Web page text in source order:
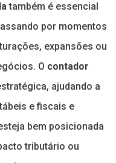
também é essencial
por momentos
expansões ou
O contador
ajudando a
e fiscais e
bem posicionada
tributário ou